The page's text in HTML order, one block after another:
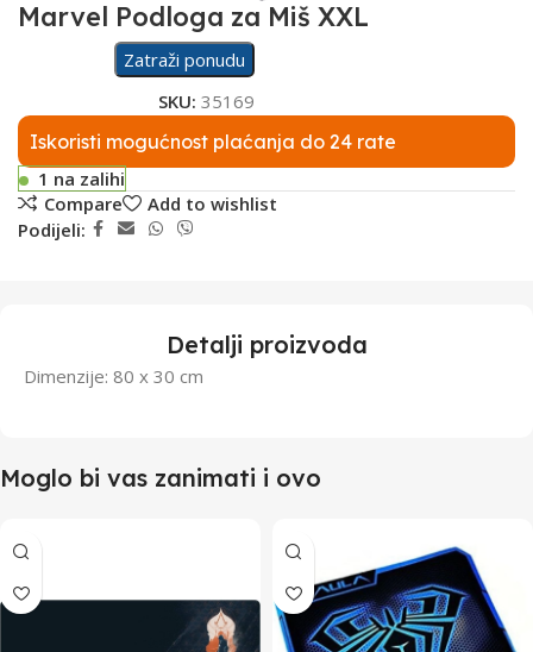
Marvel Podloga za Miš XXL
Zatraži ponudu
SKU: 35169
Iskoristi mogućnost plaćanja do 24 rate
1 na zalihi
Compare
Add to wishlist
Podijeli:
Detalji proizvoda
Dimenzije: 80 x 30 cm
Moglo bi vas zanimati i ovo